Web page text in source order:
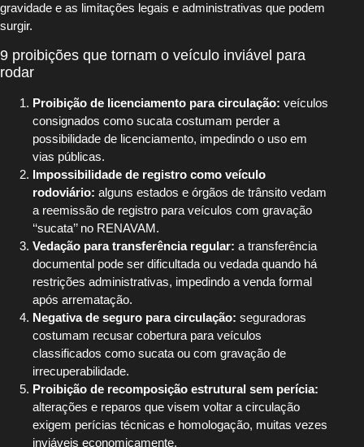
gravidade e as limitações legais e administrativas que podem
surgir.
9 proibições que tornam o veículo inviável para
rodar
Proibição de licenciamento para circulação: veículos
consignados como sucata costumam perder a
possibilidade de licenciamento, impedindo o uso em
vias públicas.
Impossibilidade de registro como veículo
rodoviário: alguns estados e órgãos de trânsito vedam
a reemissão de registro para veículos com gravação
‘‘sucata’’ no RENAVAM.
Vedação para transferência regular: a transferência
documental pode ser dificultada ou vedada quando há
restrições administrativas, impedindo a venda formal
após arrematação.
Negativa de seguro para circulação: seguradoras
costumam recusar cobertura para veículos
classificados como sucata ou com gravação de
irrecuperabilidade.
Proibição de recomposição estrutural sem perícia:
alterações e reparos que visem voltar a circulação
exigem perícias técnicas e homologação, muitas vezes
inviáveis economicamente.